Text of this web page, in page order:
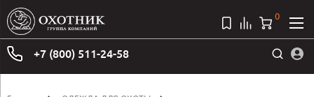
+7 (800) 511-24-58
0